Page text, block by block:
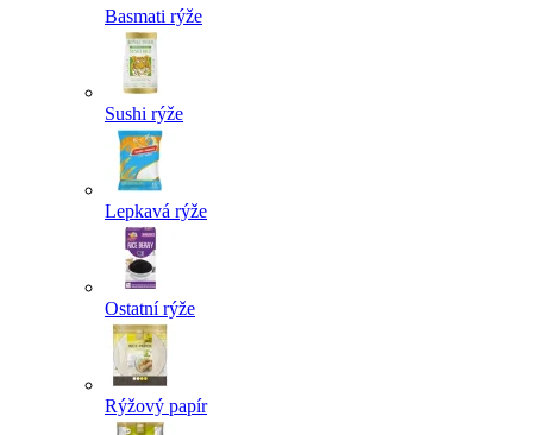
Basmati rýže
Sushi rýže
Lepkavá rýže
Ostatní rýže
Rýžový papír